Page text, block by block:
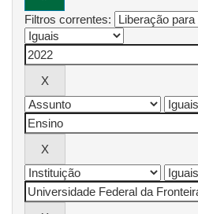
Filtros correntes: